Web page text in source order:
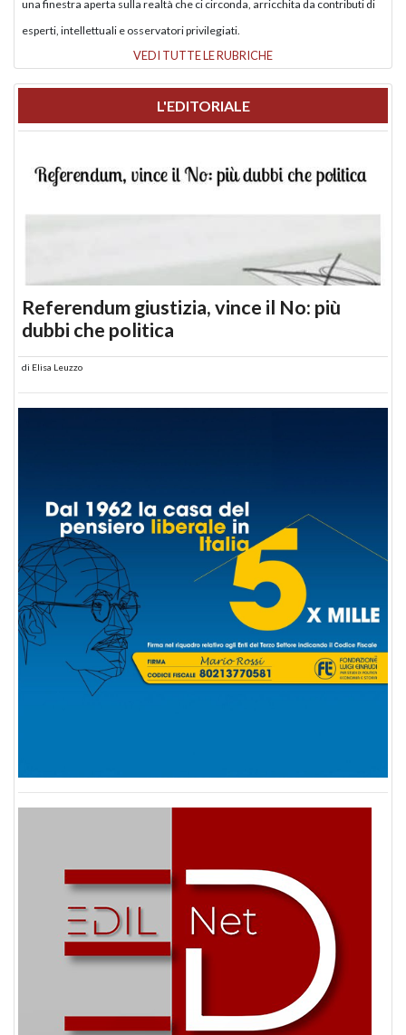
una finestra aperta sulla realtà che ci circonda, arricchita da contributi di
esperti, intellettuali e osservatori privilegiati.
VEDI TUTTE LE RUBRICHE
L'EDITORIALE
Referendum giustizia, vince il No: più
dubbi che politica
di Elisa Leuzzo